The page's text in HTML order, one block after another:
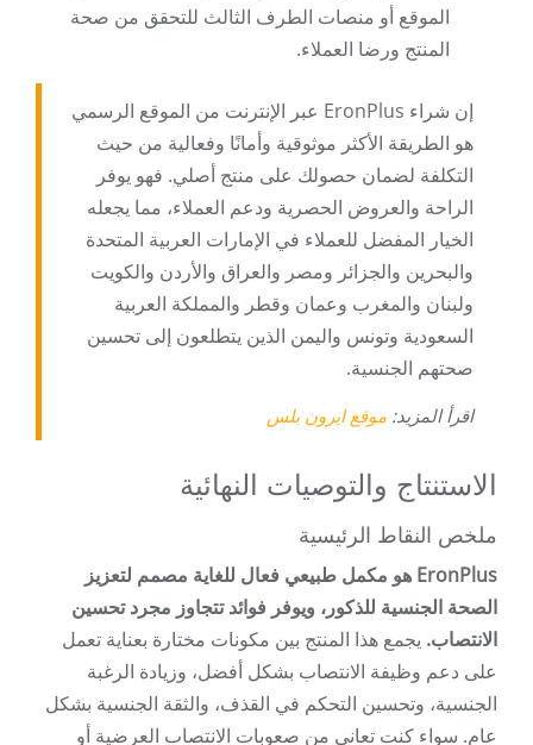
الموقع أو منصات الطرف الثالث للتحقق من صحة
المنتج ورضا العملاء.
إن شراء EronPlus عبر الإنترنت من الموقع الرسمي
هو الطريقة الأكثر موثوقية وأمانًا وفعالية من حيث
التكلفة لضمان حصولك على منتج أصلي. فهو يوفر
الراحة والعروض الحصرية ودعم العملاء، مما يجعله
الخيار المفضل للعملاء في الإمارات العربية المتحدة
والبحرين والجزائر ومصر والعراق والأردن والكويت
ولبنان والمغرب وعمان وقطر والمملكة العربية
السعودية وتونس واليمن الذين يتطلعون إلى تحسين
صحتهم الجنسية.
اقرأ المزيد: موقع ايرون بلس
الاستنتاج والتوصيات النهائية
ملخص النقاط الرئيسية
EronPlus هو مكمل طبيعي فعال للغاية مصمم لتعزيز
الصحة الجنسية للذكور، ويوفر فوائد تتجاوز مجرد تحسين
الانتصاب. يجمع هذا المنتج بين مكونات مختارة بعناية تعمل
على دعم وظيفة الانتصاب بشكل أفضل، وزيادة الرغبة
الجنسية، وتحسين التحكم في القذف، والثقة الجنسية بشكل
عام. سواء كنت تعاني من صعوبات الانتصاب العرضية أو